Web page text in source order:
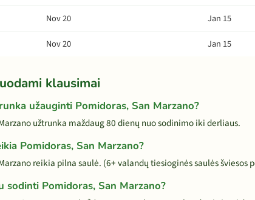
Nov 20 Jan 15
Nov 20 Jan 15
klausimai
užauginti Pomidoras, San Marzano?
užtrunka maždaug 80 dienų nuo sodinimo iki derliaus.
Pomidoras, San Marzano?
reikia pilna saulė. (6+ valandų tiesioginės saulės šviesos
sodinti Pomidoras, San Marzano?